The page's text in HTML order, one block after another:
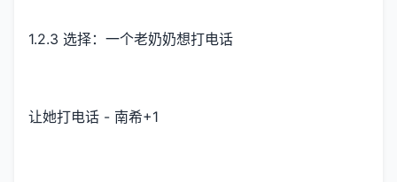
1.2.3 选择：一个老奶奶想打电话
让她打电话 - 南希+1